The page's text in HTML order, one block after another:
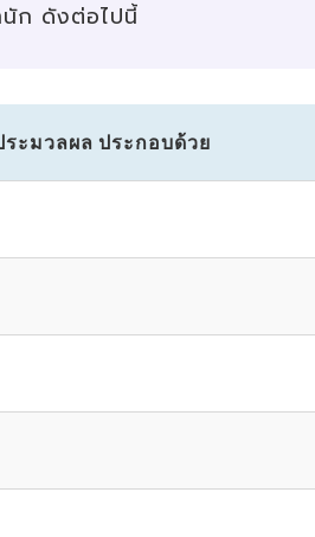
นัก ดังต่อไปนี้
ะมวลผล ประกอบด้วย